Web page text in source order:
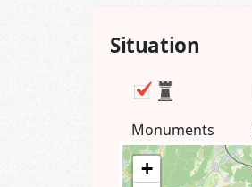
+
-